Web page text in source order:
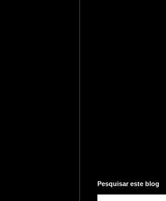
Pesquisar este blog